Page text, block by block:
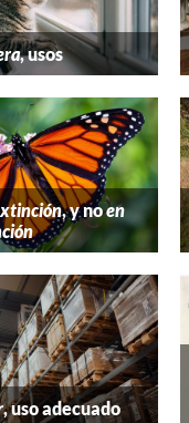
, usos
, y noen
, uso adecuado